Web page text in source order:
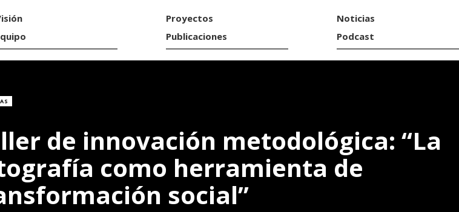
Proyectos
Publicaciones
Noticias
Podcast
de innovación metodológica: “La
como herramienta de
social”